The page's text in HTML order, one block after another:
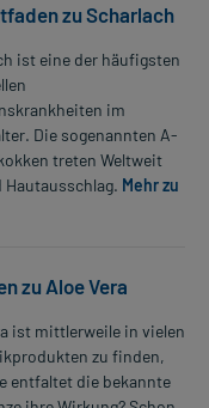
zu Scharlach
ist eine der häufigsten
im
Die sogenannten A-
treten Weltweit
Mehr zu
zu Aloe Vera
ist mittlerweile in vielen
zu finden,
entfaltet die bekannte